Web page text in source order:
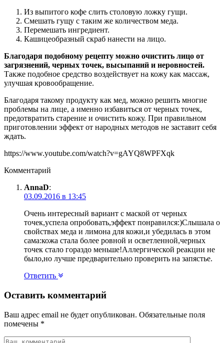
Из выпитого кофе слить столовую ложку гущи.
Смешать гущу с таким же количеством меда.
Перемешать ингредиент.
Кашицеобразный скраб нанести на лицо.
Благодаря подобному рецепту можно очистить лицо от
загрязнений, черных точек, высыпаний и неровностей.
Также подобное средство воздействует на кожу как массаж,
улучшая кровообращение.
Благодаря такому продукту как мед, можно решить многие
проблемы на лице, а именно избавиться от черных точек,
предотвратить старение и очистить кожу. При правильном
приготовлении эффект от народных методов не заставит себя
ждать.
https://www.youtube.com/watch?v=gAYQ8WPFXqk
Комментарий
AnnaD:
03.09.2016 в 13:45
Очень интересный вариант с маской от черных
точек,успела опробовать,эффект понравился:)Слышала о
свойствах меда и лимона для кожи,и убедилась в этом
сама:кожа стала более ровной и осветленной,черных
точек стало гораздо меньше!Аллергической реакции не
было,но лучше предварительно проверить на запястье.
Ответить
Оставить комментарий
Ваш адрес email не будет опубликован. Обязательные поля
помечены *